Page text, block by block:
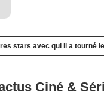
stars avec qui il a tourné
Ciné &